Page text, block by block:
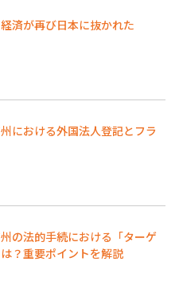
済が再び日本に抜かれた
における外国法人登記とフラ
の法的手続における「ターゲ
？重要ポイントを解説